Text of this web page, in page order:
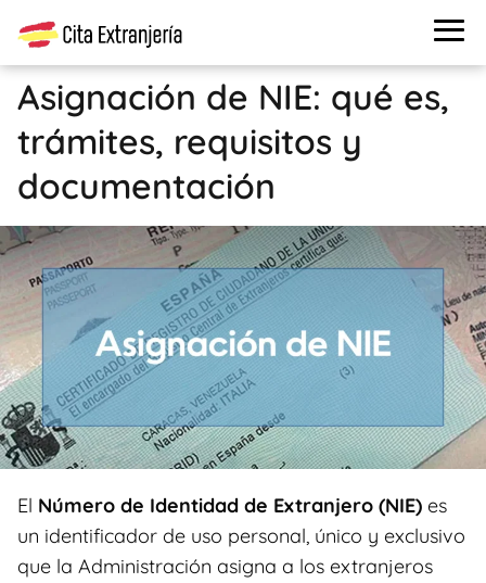
Asignación de NIE: qué es,
trámites, requisitos y
documentación
El Número de Identidad de Extranjero (NIE) es
un identificador de uso personal, único y exclusivo
que la Administración asigna a los extranjeros